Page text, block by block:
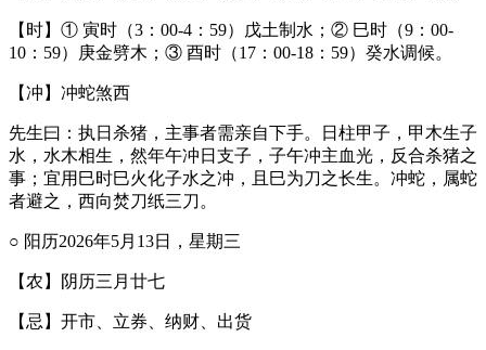
【时】① 寅时（3：00-4：59）戊土制水；② 巳时（9：00-
10：59）庚金劈木；③ 酉时（17：00-18：59）癸水调候。
【冲】冲蛇煞西
先生曰：执日杀猪，主事者需亲自下手。日柱甲子，甲木生子
水，水木相生，然年午冲日支子，子午冲主血光，反合杀猪之
事；宜用巳时巳火化子水之冲，且巳为刀之长生。冲蛇，属蛇
者避之，西向焚刀纸三刀。
○ 阳历2026年5月13日，星期三
【农】阴历三月廿七
【忌】开市、立券、纳财、出货